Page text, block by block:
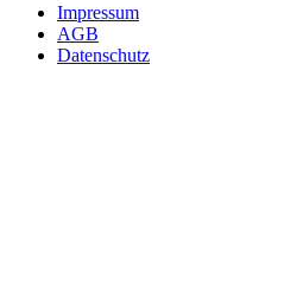
Impressum
AGB
Datenschutz